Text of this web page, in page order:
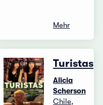
Mehr
Turistas
Alicia
Scherson
Chile,